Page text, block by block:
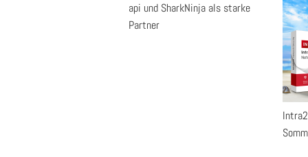
api und SharkNinja als starke
Partner